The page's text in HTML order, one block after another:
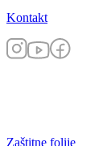
Kontakt
Zaštitne folije